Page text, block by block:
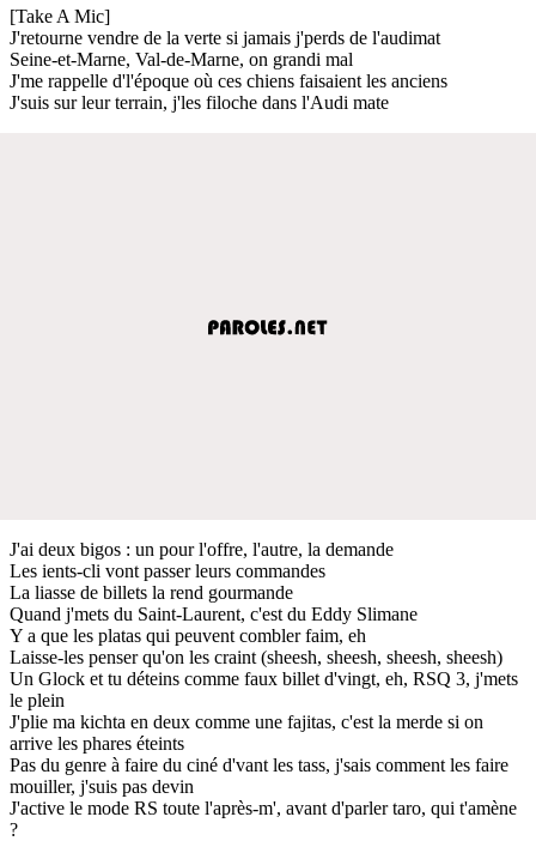
[Take A Mic]
J'retourne vendre de la verte si jamais j'perds de l'audimat
Seine-et-Marne, Val-de-Marne, on grandi mal
J'me rappelle d'l'époque où ces chiens faisaient les anciens
J'suis sur leur terrain, j'les filoche dans l'Audi mate
J'ai deux bigos : un pour l'offre, l'autre, la demande
Les ients-cli vont passer leurs commandes
La liasse de billets la rend gourmande
Quand j'mets du Saint-Laurent, c'est du Eddy Slimane
Y a que les platas qui peuvent combler faim, eh
Laisse-les penser qu'on les craint (sheesh, sheesh, sheesh, sheesh)
Un Glock et tu déteins comme faux billet d'vingt, eh, RSQ 3, j'mets
le plein
J'plie ma kichta en deux comme une fajitas, c'est la merde si on
arrive les phares éteints
Pas du genre à faire du ciné d'vant les tass, j'sais comment les faire
mouiller, j'suis pas devin
J'active le mode RS toute l'après-m', avant d'parler taro, qui t'amène
?